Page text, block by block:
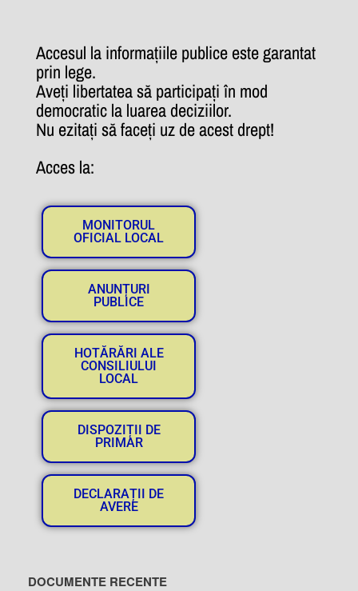
Accesul la informațiile publice este garantat
prin lege.
Aveți libertatea să participați în mod
democratic la luarea deciziilor.
Nu ezitați să faceți uz de acest drept!
Acces la:
MONITORUL
OFICIAL LOCAL
ANUNȚURI
PUBLICE
HOTĂRĂRI ALE
CONSILIULUI
LOCAL
DISPOZIȚII DE
PRIMAR
DECLARAȚII DE
AVERE
DOCUMENTE RECENTE